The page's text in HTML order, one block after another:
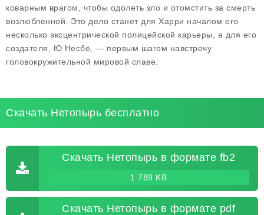
коварным врагом, чтобы одолеть зло и отомстить за смерть
возлюбленной. Это дело станет для Харри началом его
несколько эксцентрической полицейской карьеры, а для его
создателя, Ю Несбё, — первым шагом навстречу
головокружительной мировой славе.
Скачать Нетопырь бесплатно
Скачать Нетопырь в формате fb2
1 789 KB
Скачать Нетопырь в формате pdf